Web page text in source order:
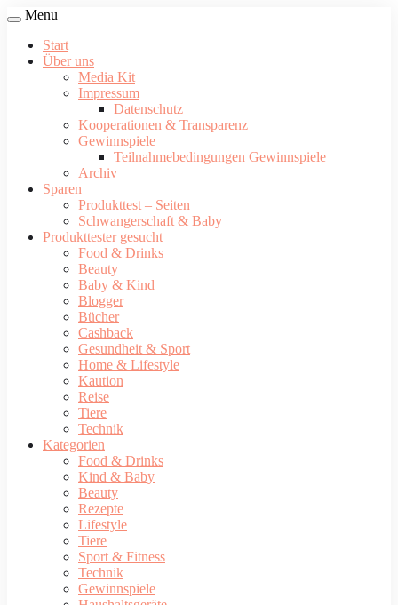
Menu
Start
Über uns
Media Kit
Impressum
Datenschutz
Kooperationen & Transparenz
Gewinnspiele
Teilnahmebedingungen Gewinnspiele
Archiv
Sparen
Produkttest – Seiten
Schwangerschaft & Baby
Produkttester gesucht
Food & Drinks
Beauty
Baby & Kind
Blogger
Bücher
Cashback
Gesundheit & Sport
Home & Lifestyle
Kaution
Reise
Tiere
Technik
Kategorien
Food & Drinks
Kind & Baby
Beauty
Rezepte
Lifestyle
Tiere
Sport & Fitness
Technik
Gewinnspiele